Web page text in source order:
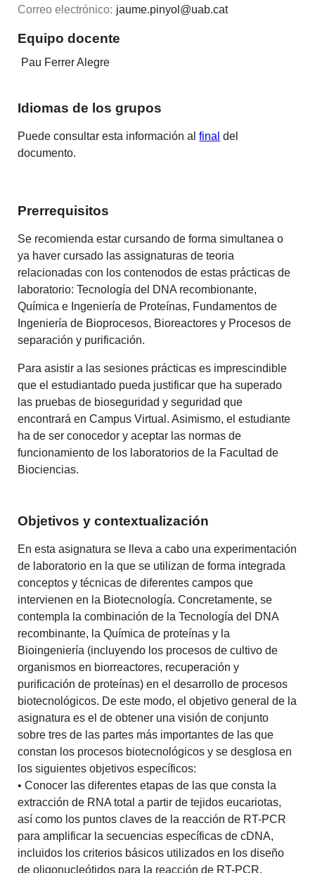
Correo electrónico: jaume.pinyol@uab.cat
Equipo docente
Pau Ferrer Alegre
Idiomas de los grupos
Puede consultar esta información alfinal del
documento.
Prerrequisitos
Se recomienda estar cursando de forma simultanea o
ya haver cursado las assignaturas de teoria
relacionadas con los contenodos de estas prácticas de
laboratorio: Tecnología del DNA recombionante,
Química e Ingeniería de Proteínas, Fundamentos de
Ingeniería de Bioprocesos, Bioreactores y Procesos de
separación y purificación.
Para asistir a las sesiones prácticas es imprescindible
que el estudiantado pueda justificar que ha superado
las pruebas de bioseguridad y seguridad que
encontrará en Campus Virtual. Asimismo, el estudiante
ha de ser conocedor y aceptar las normas de
funcionamiento de los laboratorios de la Facultad de
Biociencias.
Objetivos y contextualización
En esta asignatura se lleva a cabo una experimentación
de laboratorio en la que se utilizan de forma integrada
conceptos y técnicas de diferentes campos que
intervienen en la Biotecnología. Concretamente, se
contempla la combinación de la Tecnología del DNA
recombinante, la Química de proteínas y la
Bioingeniería (incluyendo los procesos de cultivo de
organismos en biorreactores, recuperación y
purificación de proteínas) en el desarrollo de procesos
biotecnológicos. De este modo, el objetivo general de la
asignatura es el de obtener una visión de conjunto
sobre tres de las partes más importantes de las que
constan los procesos biotecnológicos y se desglosa en
los siguientes objetivos específicos:
• Conocer las diferentes etapas de las que consta la
extracción de RNA total a partir de tejidos eucariotas,
así como los puntos claves de la reacción de RT-PCR
para amplificar la secuencias específicas de cDNA,
incluidos los criterios básicos utilizados en los diseño
de oligonucleótidos para la reacción de RT-PCR.